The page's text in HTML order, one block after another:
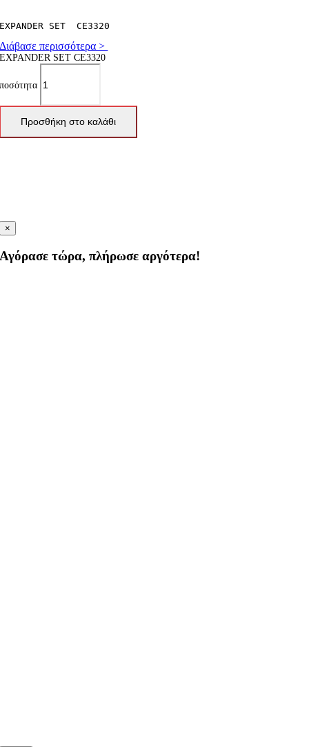
EXPANDER SET  CE3320
Διάβασε περισσότερα >
EXPANDER SET CE3320
ποσότητα
Προσθήκη στο καλάθι
×
Αγόρασε τώρα, πλήρωσε αργότερα!